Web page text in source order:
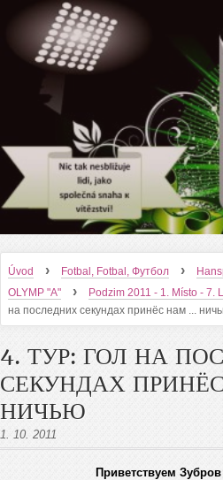
Úvod › Fotbal, Fotbal, Футбол ›
OLYMP "A"
› Podzim 2011 - 1. Místo - 7.
на последних секундах принёс нам ...
4. ТУР: ГОЛ НА
СЕКУНДАХ
НИЧЬЮ
1. 10. 2011
Приветствуем